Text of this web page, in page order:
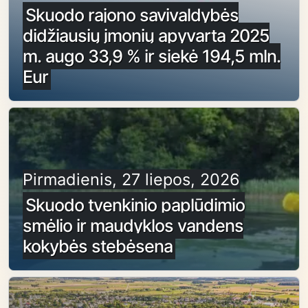
Skuodo rajono savivaldybės
didžiausių įmonių apyvarta 2025
m. augo 33,9 % ir siekė 194,5 mln.
Eur
Pirmadienis, 27 liepos, 2026
Skuodo tvenkinio paplūdimio
smėlio ir maudyklos vandens
kokybės stebėsena